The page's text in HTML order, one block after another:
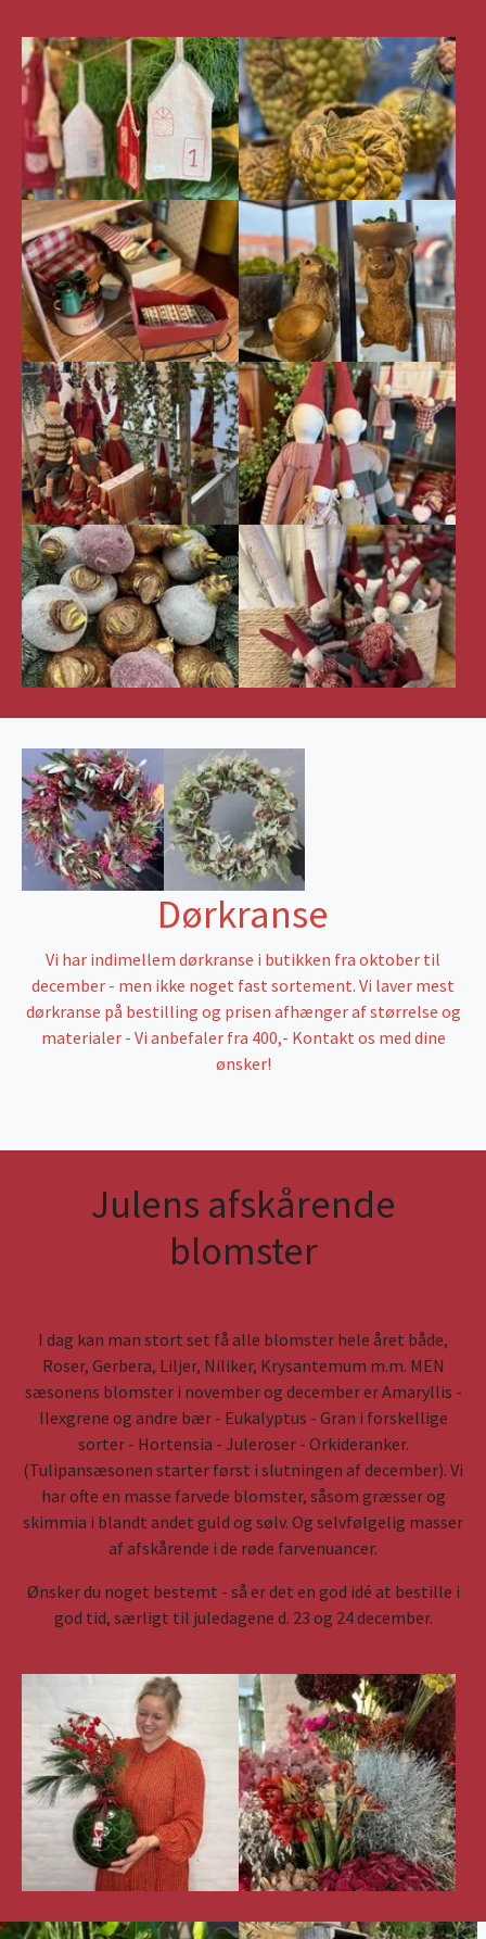
Dørkranse
Vi har indimellem dørkranse i butikken fra oktober til
december - men ikke noget fast sortement. Vi laver mest
dørkranse på bestilling og prisen afhænger af størrelse og
materialer - Vi anbefaler fra 400,- Kontakt os med dine
ønsker!
Julens afskårende
blomster
I dag kan man stort set få alle blomster hele året både,
Roser, Gerbera, Liljer, Niliker, Krysantemum m.m. MEN
sæsonens blomster i november og december er Amaryllis -
Ilexgrene og andre bær - Eukalyptus - Gran i forskellige
sorter - Hortensia - Juleroser - Orkideranker.
(Tulipansæsonen starter først i slutningen af december). Vi
har ofte en masse farvede blomster, såsom græsser og
skimmia i blandt andet guld og sølv. Og selvfølgelig masser
af afskårende i de røde farvenuancer.
Ønsker du noget bestemt - så er det en god idé at bestille i
god tid, særligt til juledagene d. 23 og 24 december.